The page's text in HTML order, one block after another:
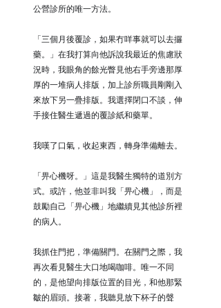
公營診所的唯一方法。
「三個月後覆診，如果冇咩事就可以去攞
藥。」在我打算向他訴說我最近的焦慮狀
況時，我眼角的餘光瞥見他右手旁邊那厚
厚的一堆病人排版，加上診所職員剛剛入
來放下另一疊排版。我選擇閉口不談，伸
手接住醫生遞過的覆診紙和藥單。
我嘆了口氣，收起東西，轉身準備離去。
「畀心機呀。」這是我醫生獨特的道別方
式。或許，他並非叫我「畀心機」，而是
鼓勵自己「畀心機」地繼續見其他診所裡
的病人。
我抓住門把，準備關門。在關門之際，我
再次看見醫生大口地喝咖啡。唯一不同
的，是他望向排版位置的目光，和他那緊
皺的眉頭。接著，我聽見放下杯子的聲